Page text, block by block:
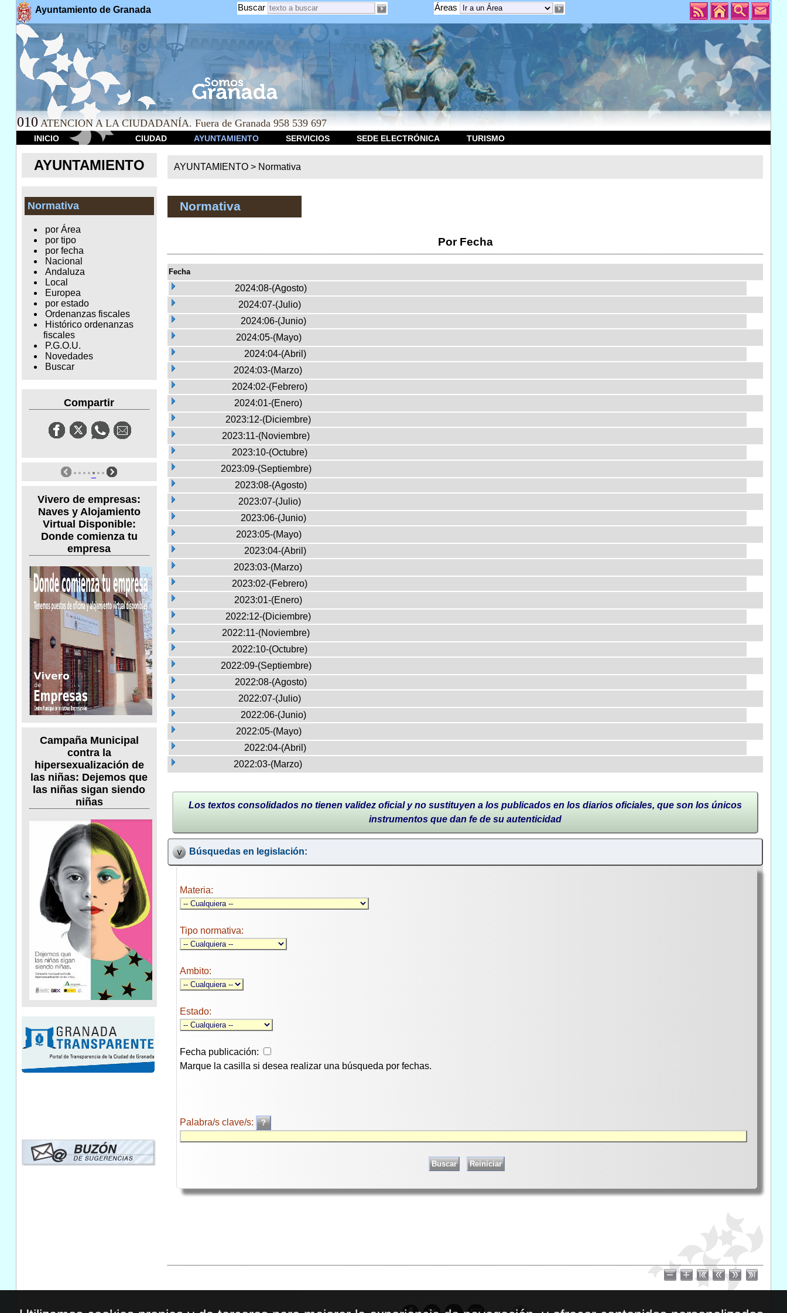
Ayuntamiento de Granada Áreas
Buscar
010 ATENCION A LA CIUDADANÍA. Fuera de Granada 958 539 697
INICIO CIUDAD AYUNTAMIENTO SERVICIOS SEDE ELECTRÓNICA TURISMO
AYUNTAMIENTO
Normativa
por Área
por tipo
por fecha
Nacional
Andaluza
Local
Europea
por estado
Ordenanzas fiscales
Histórico ordenanzas
fiscales
P.G.O.U.
Novedades
Buscar
Compartir
Vivero de empresas:
Naves y Alojamiento
Virtual Disponible:
Donde comienza tu
empresa
Campaña Municipal
contra la
hipersexualización de
las niñas: Dejemos que
las niñas sigan siendo
niñas
AYUNTAMIENTO > Normativa
Normativa
Por Fecha
Fecha
2024:08-(Agosto)
2024:07-(Julio)
2024:06-(Junio)
2024:05-(Mayo)
2024:04-(Abril)
2024:03-(Marzo)
2024:02-(Febrero)
2024:01-(Enero)
2023:12-(Diciembre)
2023:11-(Noviembre)
2023:10-(Octubre)
2023:09-(Septiembre)
2023:08-(Agosto)
2023:07-(Julio)
2023:06-(Junio)
2023:05-(Mayo)
2023:04-(Abril)
2023:03-(Marzo)
2023:02-(Febrero)
2023:01-(Enero)
2022:12-(Diciembre)
2022:11-(Noviembre)
2022:10-(Octubre)
2022:09-(Septiembre)
2022:08-(Agosto)
2022:07-(Julio)
2022:06-(Junio)
2022:05-(Mayo)
2022:04-(Abril)
2022:03-(Marzo)
Los textos consolidados no tienen validez oficial y no sustituyen a los publicados en los diarios oficiales, que son los únicos
instrumentos que dan fe de su autenticidad
Búsquedas en legislación:
Materia:
Tipo normativa:
Ambito:
Estado:
Fecha publicación:
Marque la casilla si desea realizar una búsqueda por fechas.
Palabra/s clave/s: